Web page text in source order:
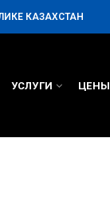
КАЗАХСТАН
УСЛУГИ ЦЕНЫ